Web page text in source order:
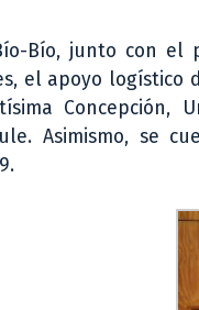
Bío, junto con
el apoyo logístico
Concepción,
Asimismo, se